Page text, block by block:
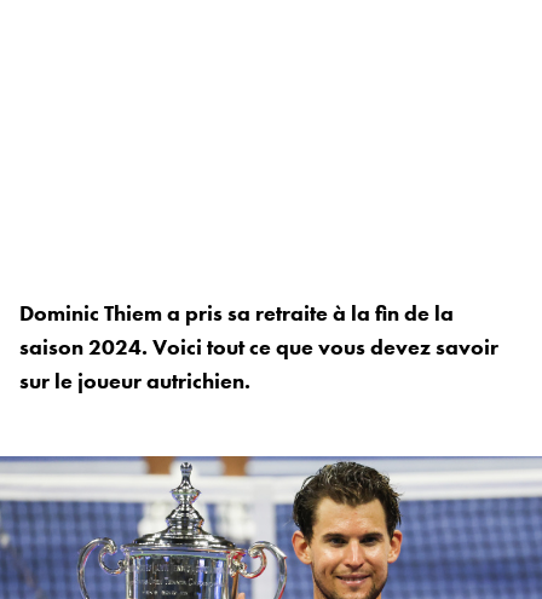
Dominic Thiem a pris sa retraite à la fin de la
saison 2024. Voici tout ce que vous devez savoir
sur le joueur autrichien.